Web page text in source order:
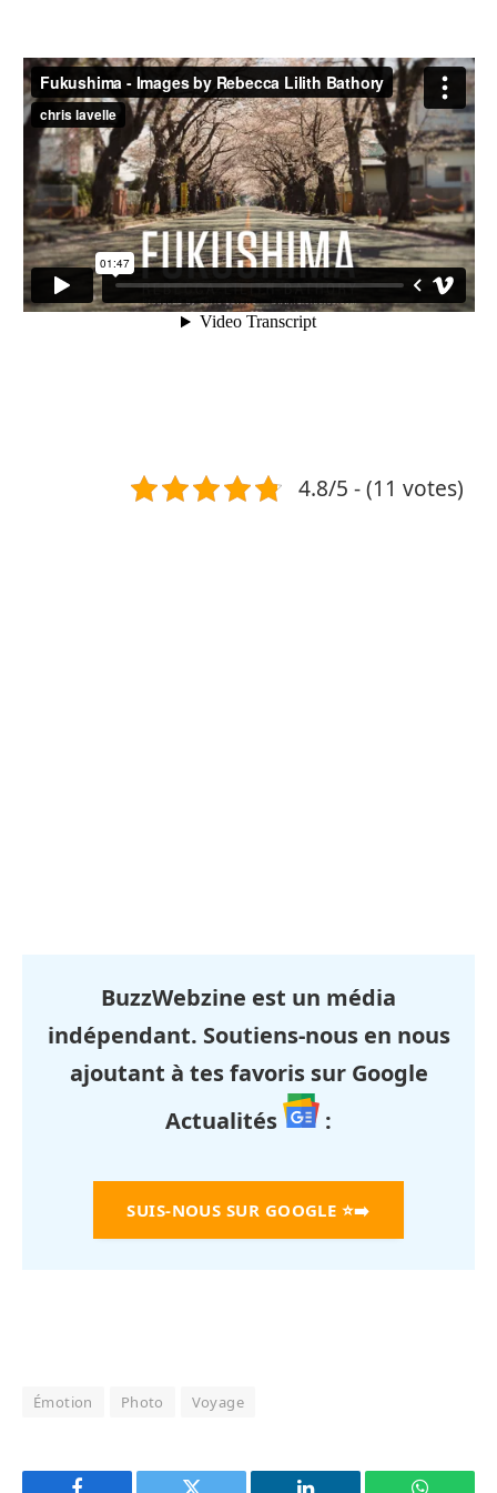
4.8/5 - (11 votes)
BuzzWebzine est un média
indépendant. Soutiens-nous en nous
ajoutant à tes favoris sur Google
Actualités
:
SUIS-NOUS SUR GOOGLE ⭐➡️
Émotion Photo Voyage